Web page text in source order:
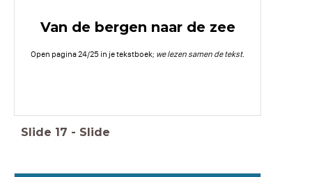
Van de bergen naar de zee
Open pagina 24/25 in je tekstboek; we lezen samen de tekst.
Slide 17 - Slide